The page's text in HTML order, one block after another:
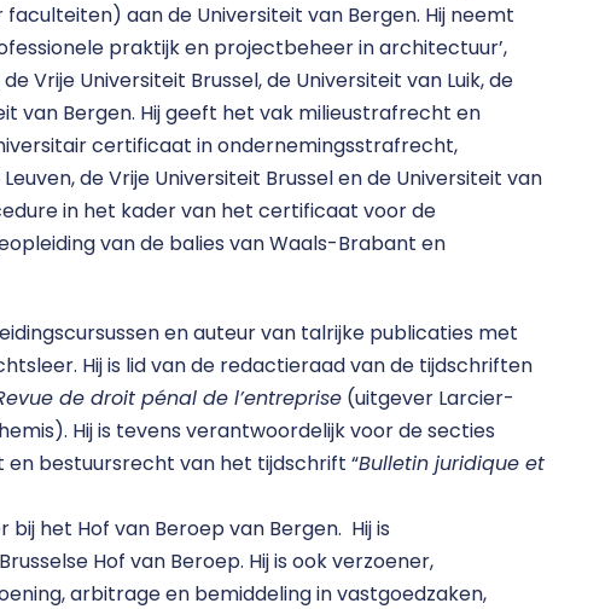
aan de Universiteit van Bergen. Hij neemt
praktijk en projectbeheer in architectuur’,
Vrije Universiteit Brussel, de Universiteit van Luik, de
van Bergen. Hij geeft het vak milieustrafrecht en
certificaat in ondernemingsstrafrecht,
de Vrije Universiteit Brussel en de Universiteit van
in het kader van het certificaat voor de
van de balies van Waals-Brabant en
en auteur van talrijke publicaties met
Hij is lid van de redactieraad van de tijdschriften
de droit pénal de l’entreprise(uitgever Larcier-
Hij is tevens verantwoordelijk voor de secties
bestuursrecht van het tijdschrift “Bulletin juridique et
het Hof van Beroep van Bergen. Hij is
Hof van Beroep. Hij is ook verzoener,
arbitrage en bemiddeling in vastgoedzaken,